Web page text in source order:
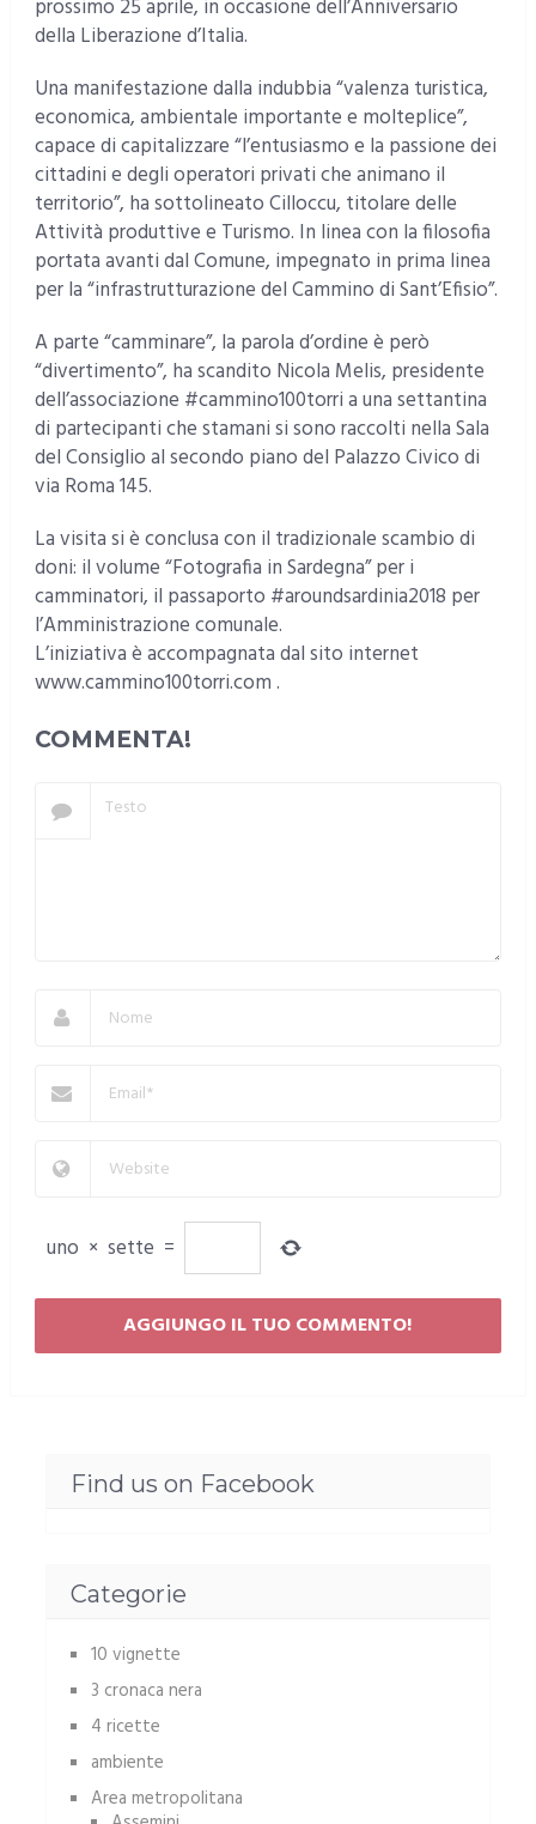
prossimo 25 aprile, in occasione dell’Anniversario
della Liberazione d’Italia.
Una manifestazione dalla indubbia “valenza turistica,
economica, ambientale importante e molteplice”,
capace di capitalizzare “l’entusiasmo e la passione dei
cittadini e degli operatori privati che animano il
territorio”, ha sottolineato Cilloccu, titolare delle
Attività produttive e Turismo. In linea con la filosofia
portata avanti dal Comune, impegnato in prima linea
per la “infrastrutturazione del Cammino di Sant’Efisio”.
A parte “camminare”, la parola d’ordine è però
“divertimento”, ha scandito Nicola Melis, presidente
dell’associazione #cammino100torri a una settantina
di partecipanti che stamani si sono raccolti nella Sala
del Consiglio al secondo piano del Palazzo Civico di
via Roma 145.
La visita si è conclusa con il tradizionale scambio di
doni: il volume “Fotografia in Sardegna” per i
camminatori, il passaporto #aroundsardinia2018 per
l’Amministrazione comunale.
L’iniziativa è accompagnata dal sito internet
www.cammino100torri.com .
COMMENTA!
uno × sette =
Find us on Facebook
Categorie
10 vignette
3 cronaca nera
4 ricette
ambiente
Area metropolitana